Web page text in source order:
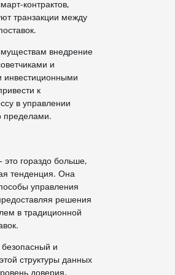
контрактов,
транзакции между
внедрение
и
инвестиционными
к
в управлении
пределами.
это гораздо больше,
тенденция. Она
управления
решения
в традиционной
и
структуры данных
доверия,